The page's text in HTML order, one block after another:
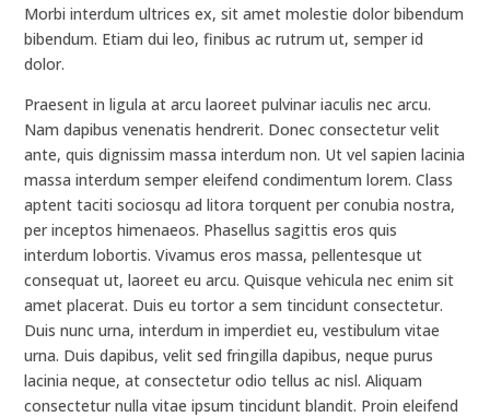
Morbi interdum ultrices ex, sit amet molestie dolor bibendum
bibendum. Etiam dui leo, finibus ac rutrum ut, semper id
dolor.
Praesent in ligula at arcu laoreet pulvinar iaculis nec arcu.
Nam dapibus venenatis hendrerit. Donec consectetur velit
ante, quis dignissim massa interdum non. Ut vel sapien lacinia
massa interdum semper eleifend condimentum lorem. Class
aptent taciti sociosqu ad litora torquent per conubia nostra,
per inceptos himenaeos. Phasellus sagittis eros quis
interdum lobortis. Vivamus eros massa, pellentesque ut
consequat ut, laoreet eu arcu. Quisque vehicula nec enim sit
amet placerat. Duis eu tortor a sem tincidunt consectetur.
Duis nunc urna, interdum in imperdiet eu, vestibulum vitae
urna. Duis dapibus, velit sed fringilla dapibus, neque purus
lacinia neque, at consectetur odio tellus ac nisl. Aliquam
consectetur nulla vitae ipsum tincidunt blandit. Proin eleifend